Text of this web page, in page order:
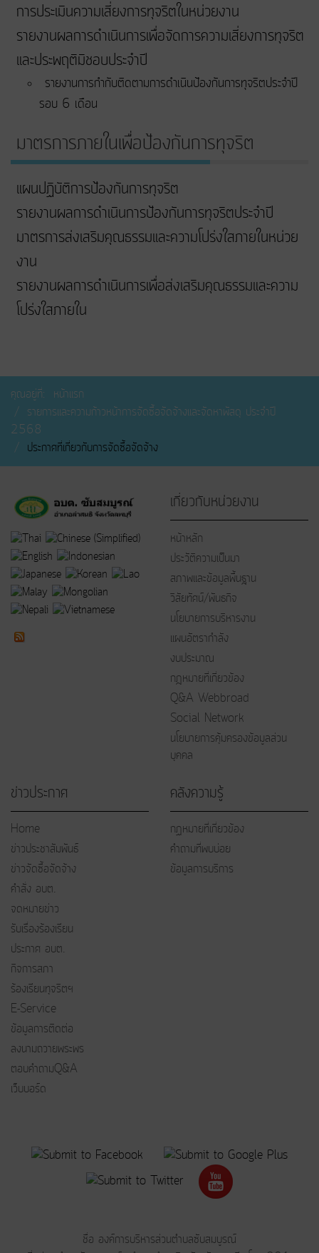
การประเมินความเสี่ยงการทุจริตในหน่วยงาน
รายงานผลการดำเนินการเพื่อจัดการความเสี่ยงการทุจริต
และประพฤติมิชอบประจำปี
รายงานการกำกับติดตามการดำเนินป้องกันการทุจริตประจำปี
รอบ 6 เดือน
มาตรการภายในเพื่อป้องกันการทุจริต
แผนปฏิบัติการป้องกันการทุจริต
รายงานผลการดำเนินการป้องกันการทุจริตประจำปี
มาตรการส่งเสริมคุณธรรมและความโปร่งใสภายในหน่วย
งาน
รายงานผลการดำเนินการเพื่อส่งเสริมคุณธรรมและความ
โปร่งใสภายใน
คุณอยู่ที่: หน้าแรก
รายการและความก้าวหน้าการจัดซื้อจัดจ้างและจัดหาพัสดุ ประจำปี
2568
ประกาศที่เกี่ยวกับการจัดซื้อจัดจ้าง
เกี่ยวกับหน่วยงาน
หน้าหลัก
ประวัติความเป็นมา
สภาพและข้อมูลพื้นฐาน
วิสัยทัศน์/พันธกิจ
นโยบายการบริหารงาน
แผนอัตรากำลัง
งบประมาณ
กฎหมายที่เกี่ยวข้อง
Q&A Webbroad
Social Network
นโยบายการคุ้มครองข้อมูลส่วน
บุคคล
ข่าวประกาศ
Home
ข่าวประชาสัมพันธ์
ข่าวจัดซื้อจัดจ้าง
คำสั่ง อบต.
จดหมายข่าว
รับเรื่องร้องเรียน
ประกาศ อบต.
กิจการสภา
ร้องเรียนทุจริตฯ
E-Service
ข้อมูลการติดต่อ
ลงนามถวายพระพร
ตอบคำถามQ&A
เว็บบอร์ด
คลังความรู้
กฏหมายที่เกี่ยวข้อง
คำถามที่พบบ่อย
ข้อมูลการบริการ
ชื่อ องค์การบริหารส่วนตำบลซับสมบูรณ์